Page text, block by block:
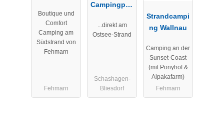
Boutique und
Comfort
Camping am
Südstrand von
Fehmarn
Fehmarn
Campingplat
Kagelbusch
...direkt am
Ostsee-Strand
Schashagen-
Bliesdorf
Strandcampi
ng Wallnau
Camping an der
Sunset-Coast
(mit Ponyhof &
Alpakafarm)
Fehmarn